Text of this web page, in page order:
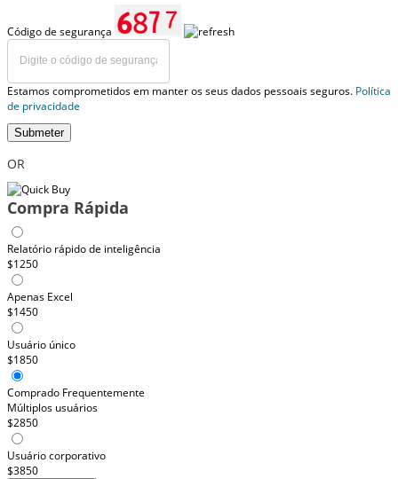
Código de segurança
Estamos comprometidos em manter os seus dados pessoais seguros. Política
de privacidade
Submeter
OR
Compra Rápida
Relatório rápido de inteligência
$1250
Apenas Excel
$1450
Usuário único
$1850
Comprado Frequentemente
Múltiplos usuários
$2850
Usuário corporativo
$3850